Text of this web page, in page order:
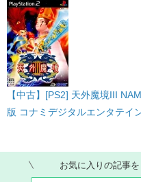
【中古】[PS2] 天外魔境III
版 コナミデジタルエンタテイ
お気に入りの記事